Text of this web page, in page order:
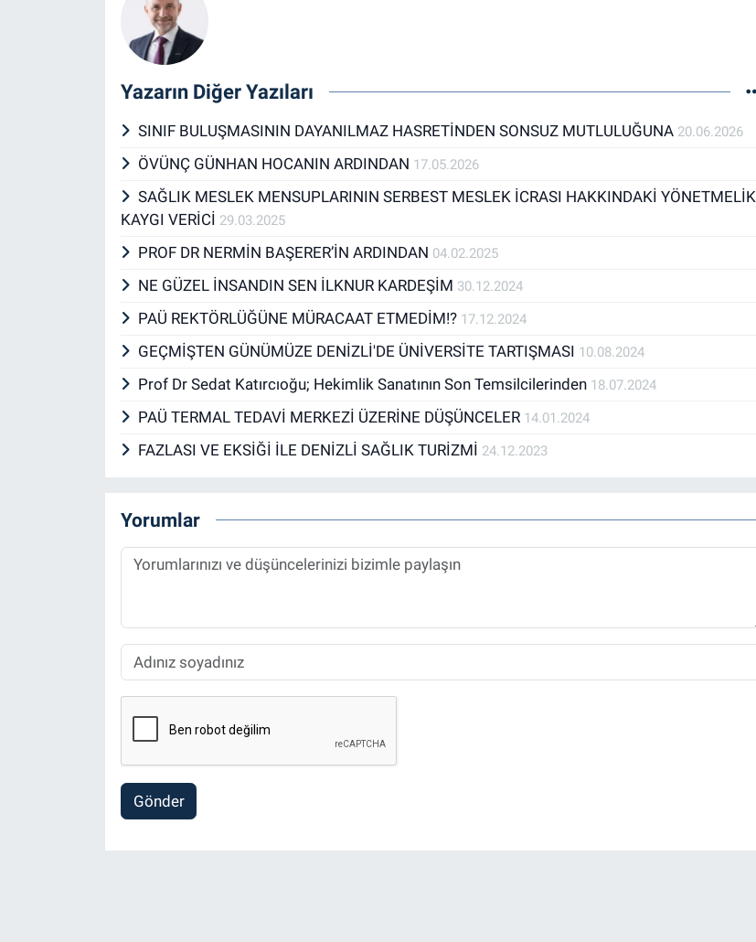
Yazarın Diğer Yazıları
SINIF BULUŞMASININ DAYANILMAZ HASRETİNDEN SONSUZ MUTLULUĞUNA 20.06.2026
ÖVÜNÇ GÜNHAN HOCANIN ARDINDAN 17.05.2026
SAĞLIK MESLEK MENSUPLARININ SERBEST MESLEK İCRASI HAKKINDAKİ YÖNETMELİK
KAYGI VERİCİ 29.03.2025
PROF DR NERMİN BAŞERER’İN ARDINDAN 04.02.2025
NE GÜZEL İNSANDIN SEN İLKNUR KARDEŞİM 30.12.2024
PAÜ REKTÖRLÜĞÜNE MÜRACAAT ETMEDİM!? 17.12.2024
GEÇMİŞTEN GÜNÜMÜZE DENİZLİ'DE ÜNİVERSİTE TARTIŞMASI 10.08.2024
Prof Dr Sedat Katırcıoğu; Hekimlik Sanatının Son Temsilcilerinden 18.07.2024
PAÜ TERMAL TEDAVİ MERKEZİ ÜZERİNE DÜŞÜNCELER 14.01.2024
FAZLASI VE EKSİĞİ İLE DENİZLİ SAĞLIK TURİZMİ 24.12.2023
Yorumlar
Gönder